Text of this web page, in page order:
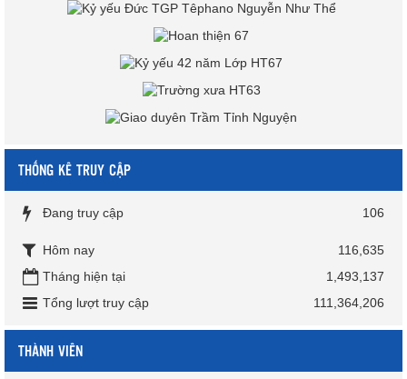
THỐNG KÊ TRUY CẬP
Đang truy cập 106
Hôm nay
116,635
Tháng hiện tại
1,493,137
Tổng lượt truy cập
111,364,206
THÀNH VIÊN